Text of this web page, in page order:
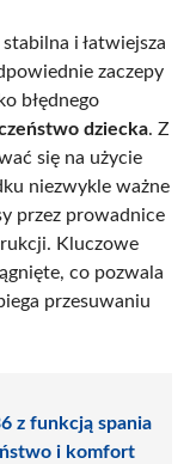
i łatwiejsza
zaczepy
błędnego
dziecka. Z
się na użycie
niezwykle ważne
przez prowadnice
Kluczowe
co pozwala
przesuwaniu
z funkcją spania
i komfort